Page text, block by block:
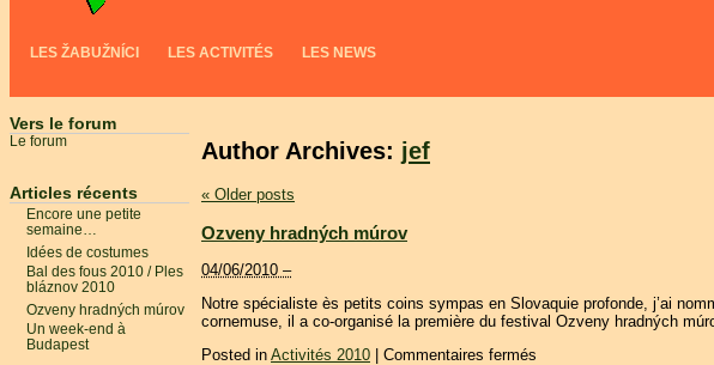
LES ŽABUŽNÍCI LES ACTIVITÉS LES NEWS
Author Archives: jef
« Older posts
Ozveny hradných múrov
04/06/2010 –
Notre spécialiste ès petits coins sympas en Slovaquie profonde, j’ai
cornemuse, il a co-organisé la première du festival Ozveny hradných
Posted in Activités 2010 | Commentaires fermés
Vers le forum
Le forum
Articles récents
Encore une petite
semaine…
Idées de costumes
Bal des fous 2010 / Ples
bláznov 2010
Ozveny hradných múrov
Un week-end à
Budapest